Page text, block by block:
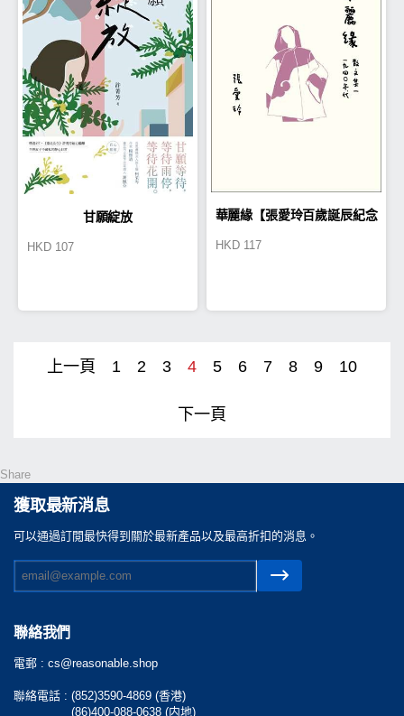
甘願綻放
HKD 107
華麗緣【張愛玲百歲誕辰紀念
HKD 117
上一頁 1 2 3 4 5 6 7 8 9 10
下一頁
Share
獲取最新消息
可以通過訂閲最快得到關於最新產品以及最高折扣的消息。
聯絡我們
電郵 : cs@reasonable.shop
聯絡電話 : (852)3590-4869 (香港)
(86)400-088-0638 (内地)